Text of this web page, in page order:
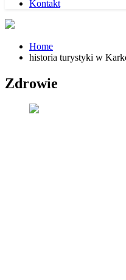
Kontakt
Home
historia turystyki w
Zdrowie